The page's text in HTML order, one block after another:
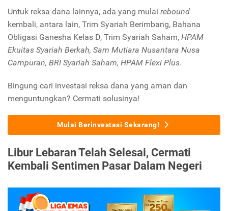
Untuk reksa dana lainnya, ada yang mulai rebound
kembali, antara lain, Trim Syariah Berimbang, Bahana
Obligasi Ganesha Kelas D, Trim Syariah Saham, HPAM
Ekuitas Syariah Berkah, Sam Mutiara Nusantara Nusa
Campuran, BRI Syariah Saham, HPAM Flexi Plus.
Bingung cari investasi reksa dana yang aman dan
menguntungkan? Cermati solusinya!
Mulai Berinvestasi Sekarang!
Libur Lebaran Telah Selesai, Cermati
Kembali Sentimen Pasar Dalam Negeri